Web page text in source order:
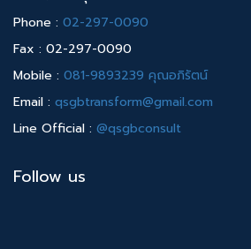
Phone : 02-297-0090
Fax : 02-297-0090
Mobile : 081-9893239 คุณอภิรัตน์
Email : qsgbtransform@gmail.com
Line Official : @qsgbconsult
Follow us